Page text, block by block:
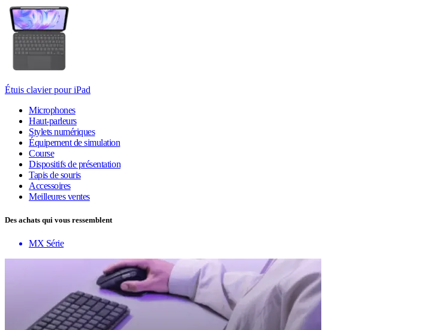
Étuis clavier pour iPad
Microphones
Haut-parleurs
Stylets numériques
Équipement de simulation
Course
Dispositifs de présentation
Tapis de souris
Accessoires
Meilleures ventes
Des achats qui vous ressemblent
MX Série